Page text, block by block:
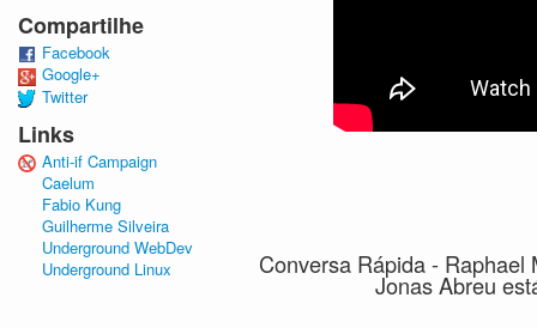
Conversa Rápida -
Jonas Abreu
Compartilhe
Facebook
Google+
Twitter
Links
Anti-if Campaign
Caelum
Fabio Kung
Guilherme Silveira
Underground WebDev
Underground Linux